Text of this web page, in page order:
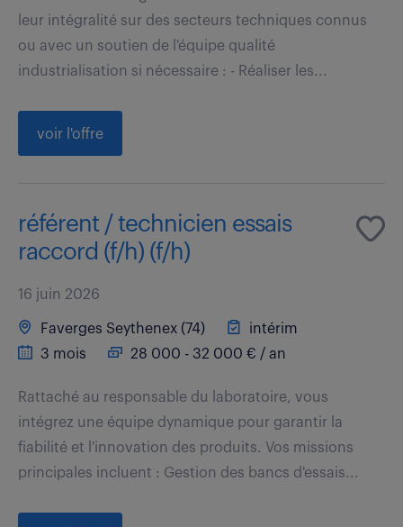
leur intégralité sur des secteurs techniques connus
ou avec un soutien de l'équipe qualité
industrialisation si nécessaire : - Réaliser les...
voir l'offre
référent / technicien essais
raccord (f/h) (f/h)
16 juin 2026
Faverges Seythenex (74)
intérim
3 mois
28 000 - 32 000 € / an
Rattaché au responsable du laboratoire, vous
intégrez une équipe dynamique pour garantir la
fiabilité et l'innovation des produits. Vos missions
principales incluent : Gestion des bancs d'essais...